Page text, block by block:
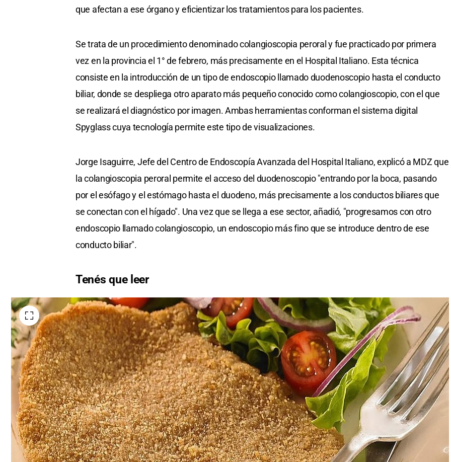
que afectan a ese órgano y eficientizar los tratamientos para los pacientes.
Se trata de un procedimiento denominado colangioscopia peroral y fue practicado por primera
vez en la provincia el 1° de febrero, más precisamente en el Hospital Italiano. Esta técnica
consiste en la introducción de un tipo de endoscopio llamado duodenoscopio hasta el conducto
biliar, donde se despliega otro aparato más pequeño conocido como colangioscopio, con el que
se realizará el diagnóstico por imagen. Ambas herramientas conforman el sistema digital
Spyglass cuya tecnología permite este tipo de visualizaciones.
Jorge Isaguirre, Jefe del Centro de Endoscopía Avanzada del Hospital Italiano, explicó a MDZ que
la colangioscopia peroral permite el acceso del duodenoscopio "entrando por la boca, pasando
por el esófago y el estómago hasta el duodeno, más precisamente a los conductos biliares que
se conectan con el hígado". Una vez que se llega a ese sector, añadió, "progresamos con otro
endoscopio llamado colangioscopio, un endoscopio más fino que se introduce dentro de ese
conducto biliar".
Tenés que leer